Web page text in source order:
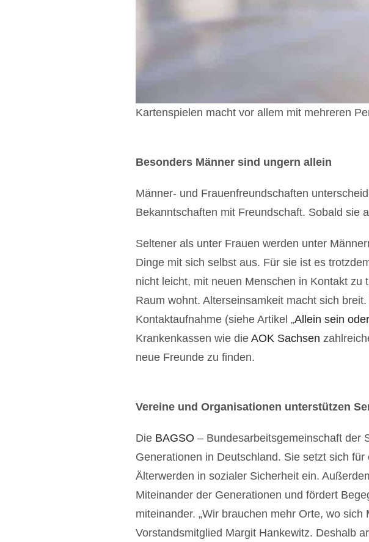
Kartenspielen macht vor allem mit mehreren
Besonders Männer sind ungern allein
Männer- und Frauenfreundschaften
Bekanntschaften mit Freundschaft. Sobald sie
Seltener als unter Frauen werden unter
Dinge mit sich selbst aus. Für sie ist es
nicht leicht, mit neuen Menschen in Kontakt
Raum wohnt. Alterseinsamkeit macht sich
Kontaktaufnahme (siehe Artikel „Allein sein
Krankenkassen wie die AOK Sachsen
neue Freunde zu finden.
Vereine und Organisationen unterstützen
Die BAGSO – Bundesarbeitsgemeinschaft der
Generationen in Deutschland. Sie setzt sich
Älterwerden in sozialer Sicherheit ein.
Miteinander der Generationen und fördert
miteinander. „Wir brauchen mehr Orte, wo
Vorstandsmitglied Margit Hankewitz. Deshalb